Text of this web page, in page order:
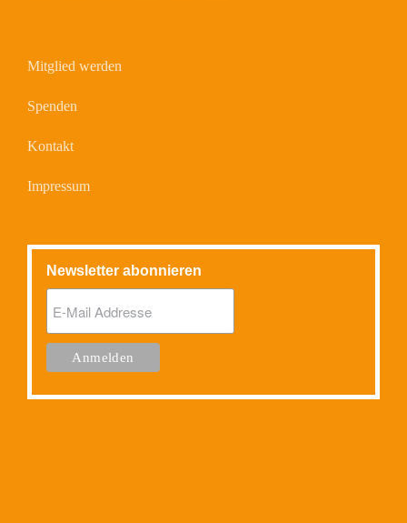
Mitglied werden
Spenden
Kontakt
Impressum
Newsletter abonnieren